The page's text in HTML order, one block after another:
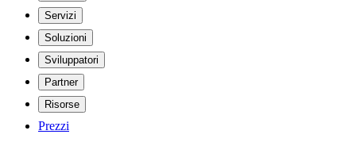
Servizi
Soluzioni
Sviluppatori
Partner
Risorse
Prezzi